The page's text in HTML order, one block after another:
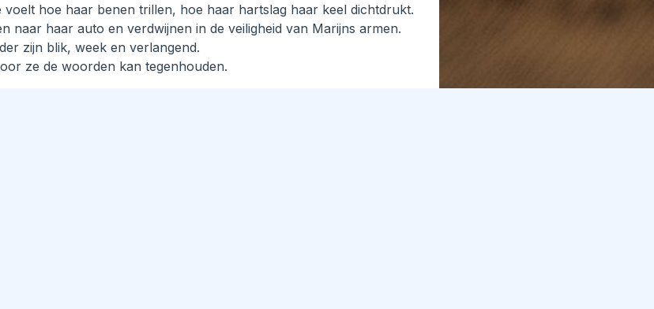
voelt hoe haar benen trillen, hoe haar hartslag haar keel dichtdrukt.
naar haar auto en verdwijnen in de veiligheid van Marijns armen.
zijn blik, week en verlangend.
ze de woorden kan tegenhouden.